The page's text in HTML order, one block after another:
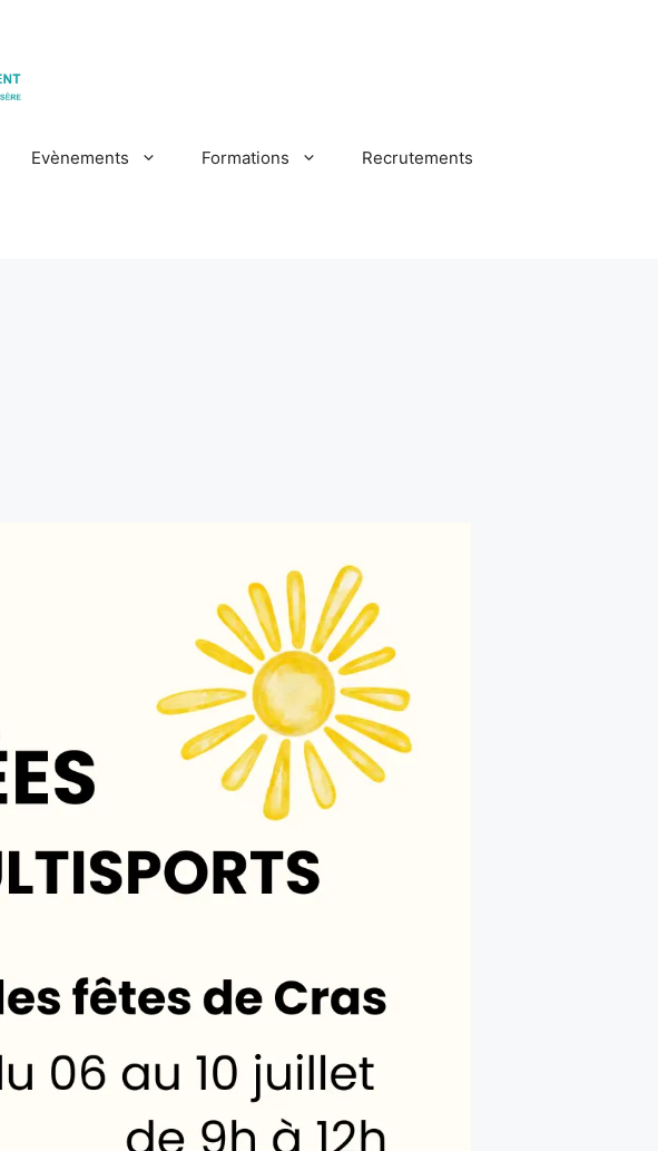
Evènements Formations Recrutements